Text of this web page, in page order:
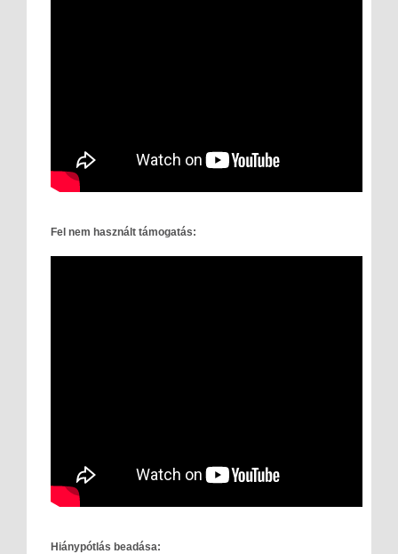
Fel nem használt támogatás:
Hiánypótlás beadása: